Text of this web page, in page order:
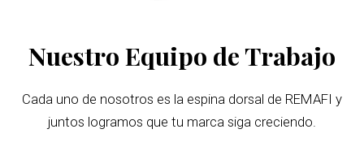
Nuestro Equipo de Trabajo
Cada uno de nosotros es la espina dorsal de REMAFI y
juntos logramos que tu marca siga creciendo.